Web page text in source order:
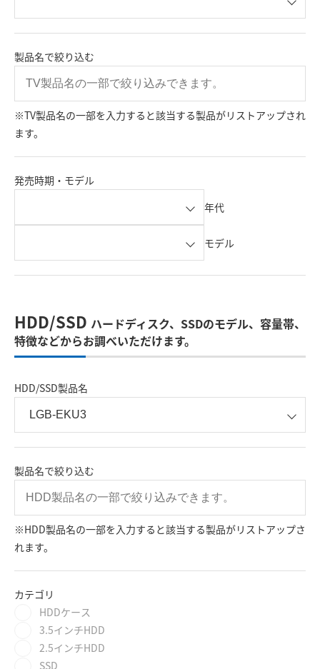
製品名で絞り込む
※TV製品名の一部を入力すると該当する製品がリストアップされ
ます。
発売時期・モデル
年代
モデル
HDD/SSD ハードディスク、SSDのモデル、容量帯、
特徴などからお調べいただけます。
HDD/SSD製品名
製品名で絞り込む
※HDD製品名の一部を入力すると該当する製品がリストアップさ
れます。
カテゴリ
HDDケース
3.5インチHDD
2.5インチHDD
SSD